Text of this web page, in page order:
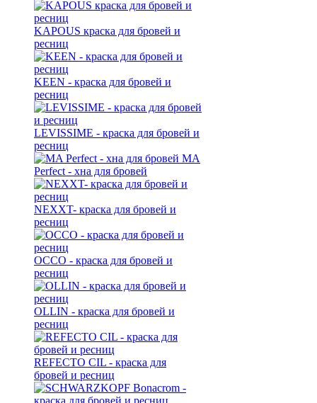
KAPOUS краска для бровей и
ресниц
KEEN - краска для бровей и
ресниц
LEVISSIME - краска для бровей и
ресниц
MA
Perfect - хна для бровей
NEXXT- краска для бровей и
ресниц
OCCO - краска для бровей и
ресниц
OLLIN - краска для бровей и
ресниц
REFECTO CIL - краска для
бровей и ресниц